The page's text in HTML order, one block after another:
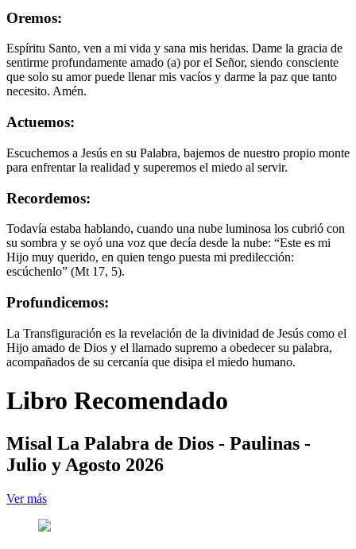
Oremos:
Espíritu Santo, ven a mi vida y sana mis heridas. Dame la gracia de
sentirme profundamente amado (a) por el Señor, siendo consciente
que solo su amor puede llenar mis vacíos y darme la paz que tanto
necesito. Amén.
Actuemos:
Escuchemos a Jesús en su Palabra, bajemos de nuestro propio monte
para enfrentar la realidad y superemos el miedo al servir.
Recordemos:
Todavía estaba hablando, cuando una nube luminosa los cubrió con
su sombra y se oyó una voz que decía desde la nube: “Este es mi
Hijo muy querido, en quien tengo puesta mi predilección:
escúchenlo” (Mt 17, 5).
Profundicemos:
La Transfiguración es la revelación de la divinidad de Jesús como el
Hijo amado de Dios y el llamado supremo a obedecer su palabra,
acompañados de su cercanía que disipa el miedo humano.
Libro Recomendado
Misal La Palabra de Dios - Paulinas -
Julio y Agosto 2026
Ver más